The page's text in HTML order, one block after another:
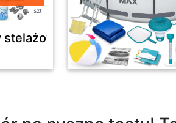
szt
366x100cm